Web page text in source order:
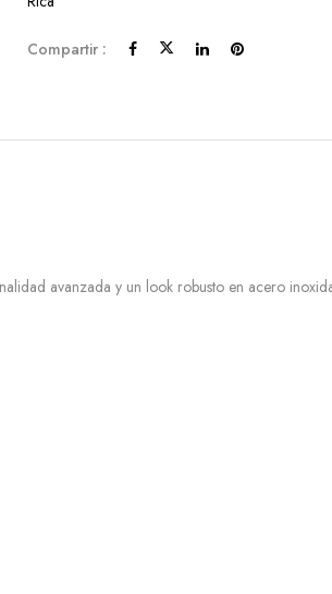
Compartir :
avanzada y un look robusto en acero